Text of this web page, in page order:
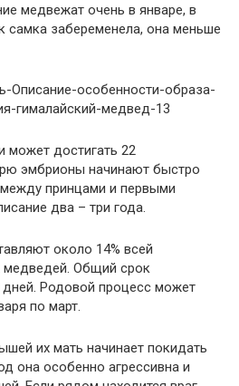
медвежат очень в январе, в
самка забеременела, она меньше
достигать 22
эмбрионы начинают быстро
принцами и первыми
два – три года.
около 14% всей
медведей. Общий срок
Родовой процесс может
по март.
их мать начинает покидать
она особенно агрессивна и